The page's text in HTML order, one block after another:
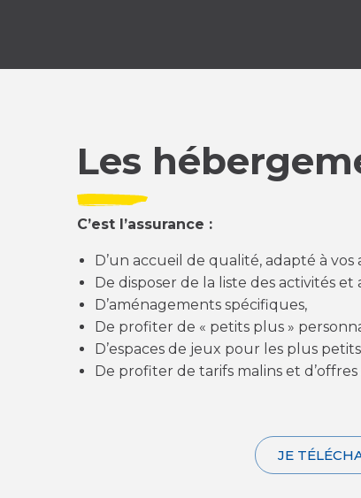
Les
C’est l’assurance :
D’un accueil de qualité, adapté à
De disposer de la liste des activités
D’aménagements spécifiques,
De profiter de « petits plus »
D’espaces de jeux pour les plus
De profiter de tarifs malins et
JE